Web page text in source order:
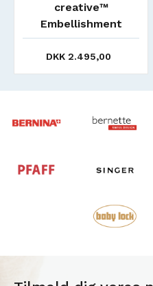
creative™
Embellishment
Attachment
DKK 2.495,00